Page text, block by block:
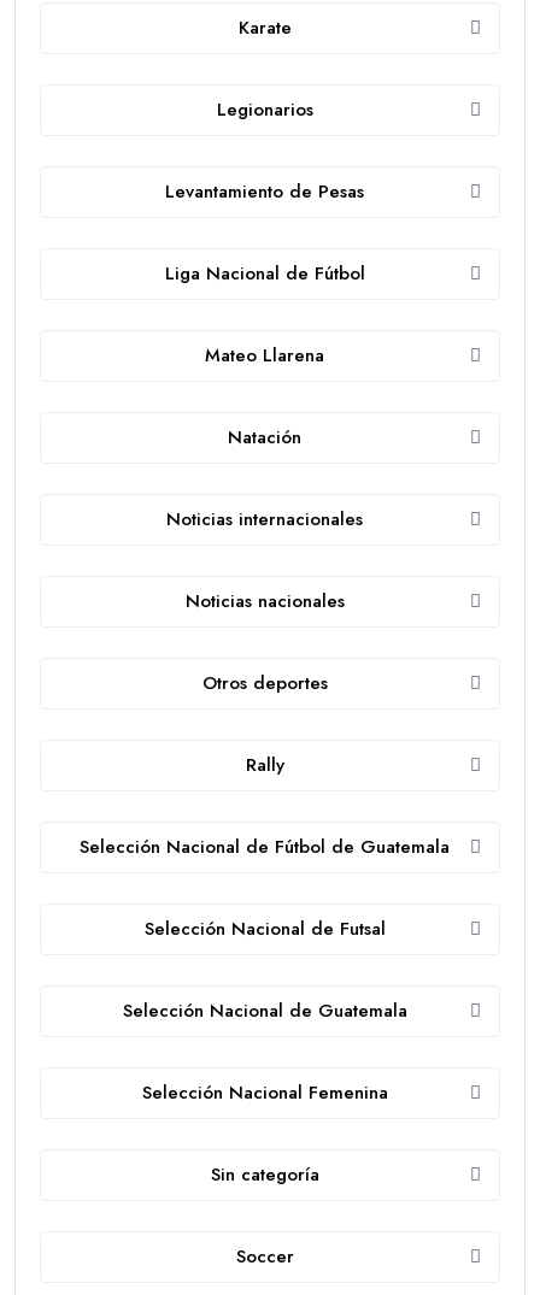
Karate
Legionarios
Levantamiento de Pesas
Liga Nacional de Fútbol
Mateo Llarena
Natación
Noticias internacionales
Noticias nacionales
Otros deportes
Rally
Selección Nacional de Fútbol de Guatemala
Selección Nacional de Futsal
Selección Nacional de Guatemala
Selección Nacional Femenina
Sin categoría
Soccer